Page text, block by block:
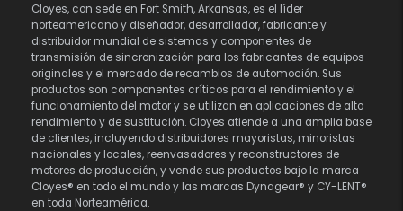
Cloyes, con sede en Fort Smith, Arkansas, es el líder
norteamericano y diseñador, desarrollador, fabricante y
distribuidor mundial de sistemas y componentes de
transmisión de sincronización para los fabricantes de equipos
originales y el mercado de recambios de automoción. Sus
productos son componentes críticos para el rendimiento y el
funcionamiento del motor y se utilizan en aplicaciones de alto
rendimiento y de sustitución. Cloyes atiende a una amplia base
de clientes, incluyendo distribuidores mayoristas, minoristas
nacionales y locales, reenvasadores y reconstructores de
motores de producción, y vende sus productos bajo la marca
Cloyes® en todo el mundo y las marcas Dynagear® y CY-LENT®
en toda Norteamérica.